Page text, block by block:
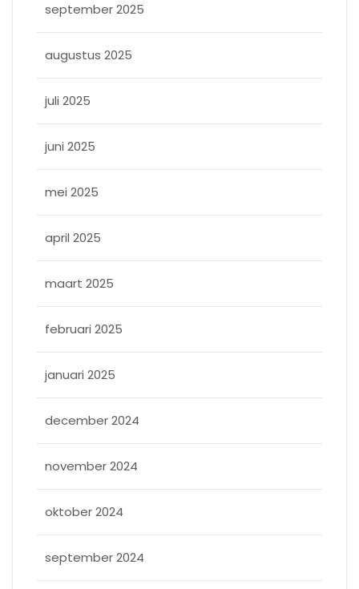
september 2025
augustus 2025
juli 2025
juni 2025
mei 2025
april 2025
maart 2025
februari 2025
januari 2025
december 2024
november 2024
oktober 2024
september 2024